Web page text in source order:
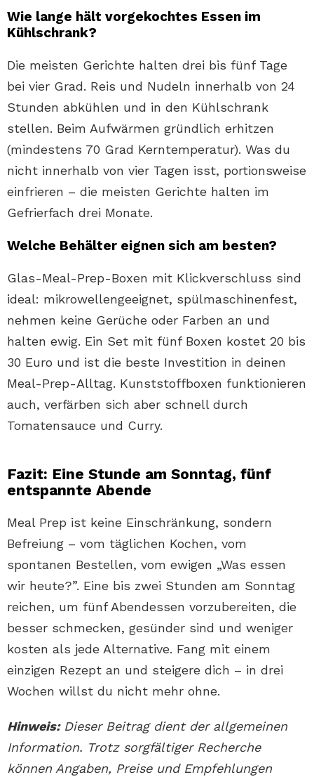
Wie lange hält vorgekochtes Essen im
Kühlschrank?
Die meisten Gerichte halten drei bis fünf Tage
bei vier Grad. Reis und Nudeln innerhalb von 24
Stunden abkühlen und in den Kühlschrank
stellen. Beim Aufwärmen gründlich erhitzen
(mindestens 70 Grad Kerntemperatur). Was du
nicht innerhalb von vier Tagen isst, portionsweise
einfrieren – die meisten Gerichte halten im
Gefrierfach drei Monate.
Welche Behälter eignen sich am besten?
Glas-Meal-Prep-Boxen mit Klickverschluss sind
ideal: mikrowellengeeignet, spülmaschinenfest,
nehmen keine Gerüche oder Farben an und
halten ewig. Ein Set mit fünf Boxen kostet 20 bis
30 Euro und ist die beste Investition in deinen
Meal-Prep-Alltag. Kunststoffboxen funktionieren
auch, verfärben sich aber schnell durch
Tomatensauce und Curry.
Fazit: Eine Stunde am Sonntag, fünf
entspannte Abende
Meal Prep ist keine Einschränkung, sondern
Befreiung – vom täglichen Kochen, vom
spontanen Bestellen, vom ewigen „Was essen
wir heute?”. Eine bis zwei Stunden am Sonntag
reichen, um fünf Abendessen vorzubereiten, die
besser schmecken, gesünder sind und weniger
kosten als jede Alternative. Fang mit einem
einzigen Rezept an und steigere dich – in drei
Wochen willst du nicht mehr ohne.
Hinweis:Dieser Beitrag dient der allgemeinen
Information. Trotz sorgfältiger Recherche
können Angaben, Preise und Empfehlungen